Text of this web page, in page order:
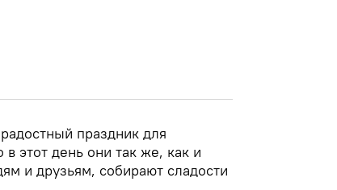
праздник для
этот день они так же, как и
и друзьям, собирают сладости